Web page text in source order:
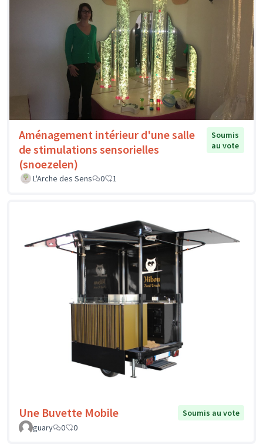
Aménagement intérieur d'une salle
de stimulations sensorielles
(snoezelen)
Soumis
au vote
L'Arche des Sens 0 1
Une Buvette Mobile
Soumis au vote
guary
0 0